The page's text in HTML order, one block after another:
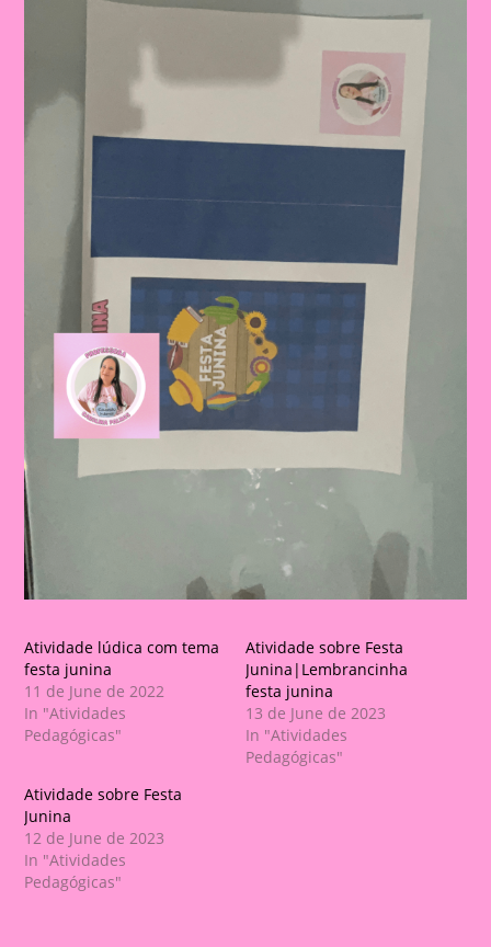
Atividade lúdica com tema
festa junina
11 de June de 2022
In "Atividades
Pedagógicas"
Atividade sobre Festa
Junina|Lembrancinha
festa junina
13 de June de 2023
In "Atividades
Pedagógicas"
Atividade sobre Festa
Junina
12 de June de 2023
In "Atividades
Pedagógicas"